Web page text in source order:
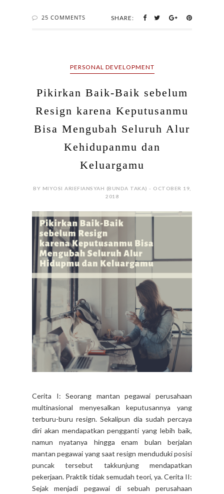
Resign karena Keputusanmu
Bisa Mengubah Seluruh Alur
Keluargamu
BY MIYOSI ARIEFIANSYAH (BUNDA TAKA) - OCTOBER 19,
2018
Cerita I: Seorang mantan pegawai perusahaan
multinasional menyesalkan keputusannya yang
terburu-buru resign. Sekalipun dia sudah percaya
diri akan mendapatkan pengganti yang lebih baik,
namun nyatanya hingga enam bulan berjalan
mantan pegawai yang saat resign menduduki posisi
puncak tersebut takkunjung mendapatkan
BUMN ternama, pegawai ini memang sudah memiliki
cita-cita untuk resign (pensiun dini). Dia...
CONTINUE READING